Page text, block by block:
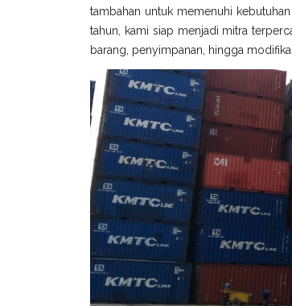
tambahan untuk memenuhi
tahun, kami siap menjadi mitra
barang, penyimpanan, hingga